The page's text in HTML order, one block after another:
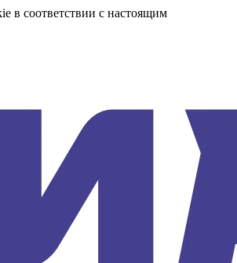
в соответствии с настоящим